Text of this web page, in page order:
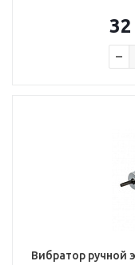
Вибратор ручной